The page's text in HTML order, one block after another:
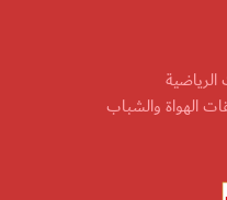
الرياضية
الهواة والشباب